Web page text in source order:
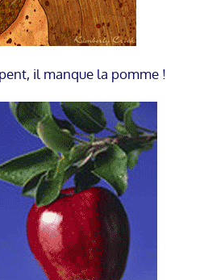
il manque la pomme !